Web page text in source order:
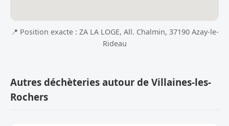
📍 Position exacte : ZA LA LOGE, All. Chalmin, 37190 Azay-le-
Rideau
Autres déchèteries autour de Villaines-les-
Rochers